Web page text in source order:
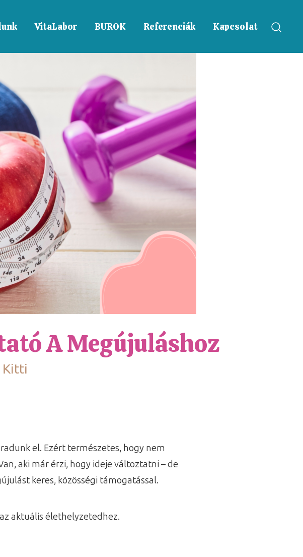
VitaLabor BUROK Referenciák Kapcsolat
A Megújuláshoz
Kitti
el. Ezért természetes, hogy nem
aki már érzi, hogy ideje változtatni – de
keres, közösségi támogatással.
aktuális élethelyzetedhez.